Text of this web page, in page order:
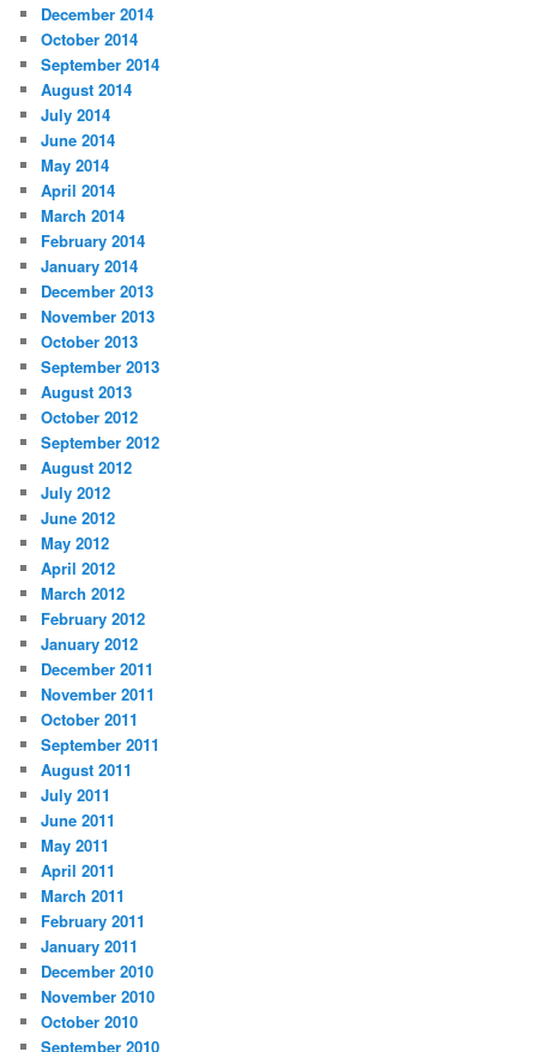
December 2014
October 2014
September 2014
August 2014
July 2014
June 2014
May 2014
April 2014
March 2014
February 2014
January 2014
December 2013
November 2013
October 2013
September 2013
August 2013
October 2012
September 2012
August 2012
July 2012
June 2012
May 2012
April 2012
March 2012
February 2012
January 2012
December 2011
November 2011
October 2011
September 2011
August 2011
July 2011
June 2011
May 2011
April 2011
March 2011
February 2011
January 2011
December 2010
November 2010
October 2010
September 2010